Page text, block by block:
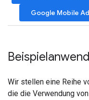
Google Mobile
Wir stellen eine Reihe
die die Verwendung von